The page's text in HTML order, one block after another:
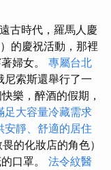
古時代，羅馬人慶
的慶祝活動，那裡
婦女。 專屬台北
尼索斯還舉行了一
樂，醉酒的假期，
足大容量冷藏需求
安靜、舒適的居住
的化妝店的角色）
口罩。 法令紋醫